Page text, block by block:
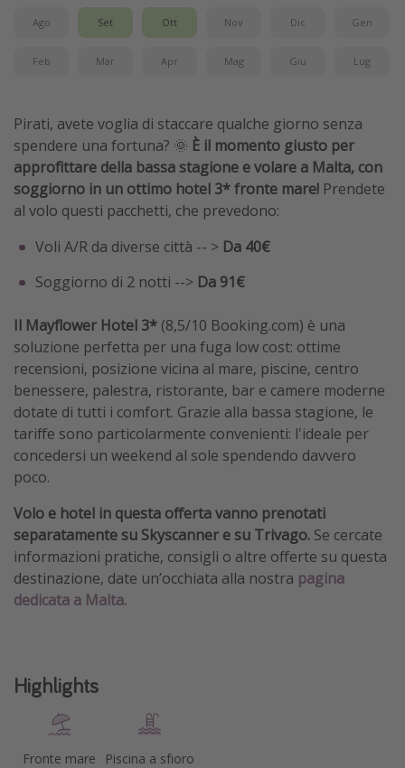
Festività del 2026
Città più visitate
Ago Set Ott Nov Dic Gen
Feb Mar Apr Mag Giu Lug
Pirati, avete voglia di staccare qualche giorno senza
spendere una fortuna? 🌞 È il momento giusto per
approfittare della bassa stagione e volare a Malta, con
soggiorno in un ottimo hotel 3* fronte mare! Prendete
al volo questi pacchetti, che prevedono:
Voli A/R da diverse città -- > Da 40€
Soggiorno di 2 notti --> Da 91€
Il Mayflower Hotel 3* (8,5/10 Booking.com) è una
soluzione perfetta per una fuga low cost: ottime
recensioni, posizione vicina al mare, piscine, centro
benessere, palestra, ristorante, bar e camere moderne
dotate di tutti i comfort. Grazie alla bassa stagione, le
tariffe sono particolarmente convenienti: l'ideale per
concedersi un weekend al sole spendendo davvero
poco.
Volo e hotel in questa offerta vanno prenotati
separatamente su Skyscanner e su Trivago. Se cercate
informazioni pratiche, consigli o altre offerte su questa
destinazione, date un’occhiata alla nostra pagina
dedicata a Malta.
Highlights
Fronte mare Piscina a sfioro